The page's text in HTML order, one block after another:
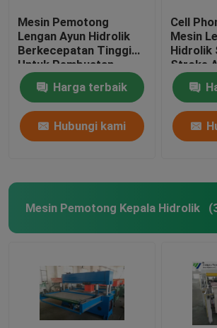
Mesin Pemotong
Lengan Ayun Hidrolik
Berkecepatan Tinggi
Untuk Pembuatan
Sarung Tangan Kulit
Harga terbaik
Hubungi kami
Cell
Mesin
Hidrolik
Stroke
Mesin Pemotong Kepala Hidrolik